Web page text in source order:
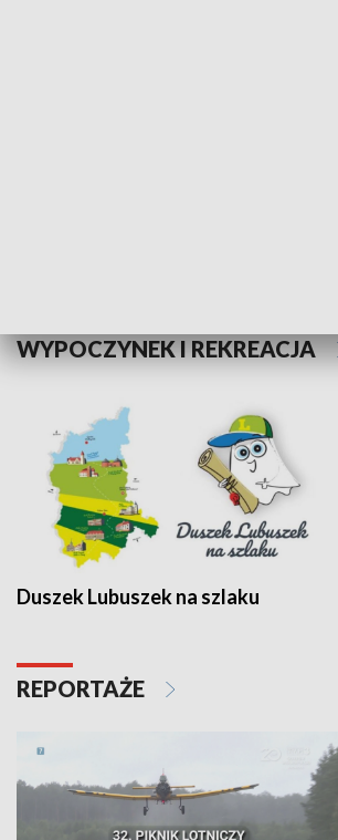
WYPOCZYNEK I REKREACJA
Duszek Lubuszek na szlaku
REPORTAŻE